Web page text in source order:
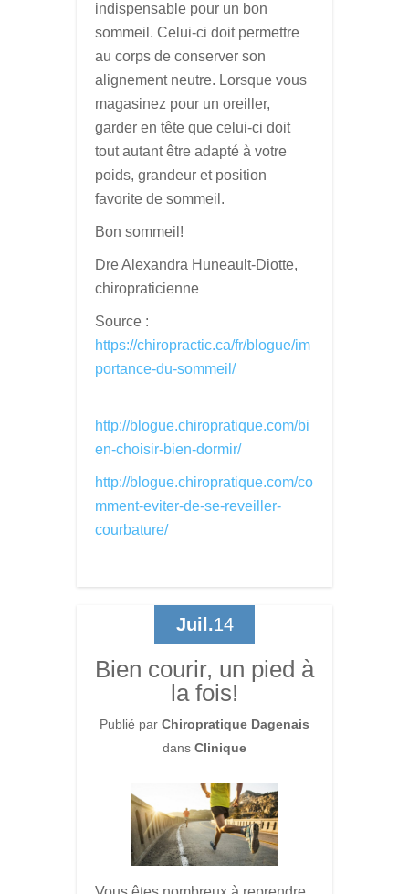
indispensable pour un bon
sommeil. Celui-ci doit permettre
au corps de conserver son
alignement neutre. Lorsque vous
magasinez pour un oreiller,
garder en tête que celui-ci doit
tout autant être adapté à votre
poids, grandeur et position
favorite de sommeil.
Bon sommeil!
Dre Alexandra Huneault-Diotte,
chiropraticienne
Source :
https://chiropractic.ca/fr/blogue/im
portance-du-sommeil/
http://blogue.chiropratique.com/bi
en-choisir-bien-dormir/
http://blogue.chiropratique.com/co
mment-eviter-de-se-reveiller-
courbature/
Bien courir, un pied à
la fois!
Publié par Chiropratique Dagenais
dans Clinique
Juil.14